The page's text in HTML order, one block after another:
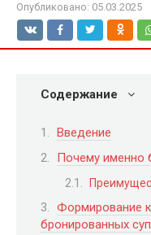
Опубликовано: 05.03.2025
Содержание
Введение
Почему именно
Формирование
бронированных